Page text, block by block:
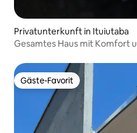
Privatunterkunft in Ituiutaba
Gesamtes Haus mit Komfort
Gäste-Favorit
Gäste-Favorit